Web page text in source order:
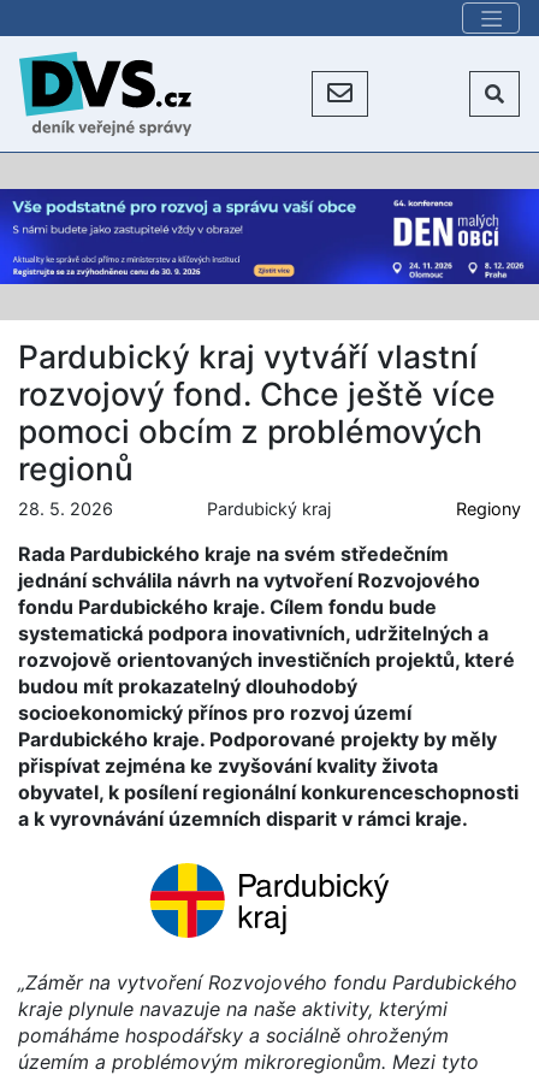
Pardubický kraj vytváří vlastní
rozvojový fond. Chce ještě více
pomoci obcím z problémových
regionů
28. 5. 2026 Pardubický kraj Regiony
Rada Pardubického kraje na svém středečním
jednání schválila návrh na vytvoření Rozvojového
fondu Pardubického kraje. Cílem fondu bude
systematická podpora inovativních, udržitelných a
rozvojově orientovaných investičních projektů, které
budou mít prokazatelný dlouhodobý
socioekonomický přínos pro rozvoj území
Pardubického kraje. Podporované projekty by měly
přispívat zejména ke zvyšování kvality života
obyvatel, k posílení regionální konkurenceschopnosti
a k vyrovnávání územních disparit v rámci kraje.
„Záměr na vytvoření Rozvojového fondu Pardubického
kraje plynule navazuje na naše aktivity, kterými
pomáháme hospodářsky a sociálně ohroženým
územím a problémovým mikroregionům. Mezi tyto